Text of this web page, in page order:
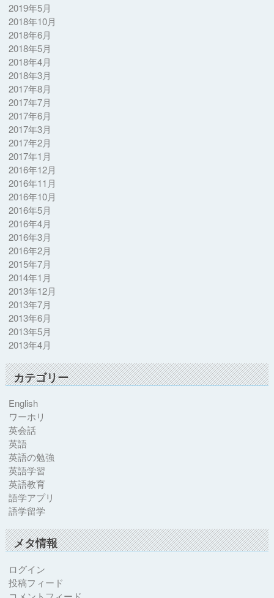
2019年5月
2018年10月
2018年6月
2018年5月
2018年4月
2018年3月
2017年8月
2017年7月
2017年6月
2017年3月
2017年2月
2017年1月
2016年12月
2016年11月
2016年10月
2016年5月
2016年4月
2016年3月
2016年2月
2015年7月
2014年1月
2013年12月
2013年7月
2013年6月
2013年5月
2013年4月
カテゴリー
English
ワーホリ
英会話
英語
英語の勉強
英語学習
英語教育
語学アプリ
語学留学
メタ情報
ログイン
投稿フィード